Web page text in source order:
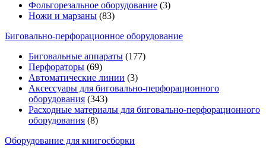
Фольгорезальное оборудование (3)
Ножи и марзаны (83)
Биговально-перфорационное оборудование
Биговальные аппараты (177)
Перфораторы (69)
Автоматические линии (3)
Аксессуары для биговально-перфорационного
оборудования (343)
Расходные материалы для биговально-перфорационного
оборудования (8)
Оборудование для книгосборки